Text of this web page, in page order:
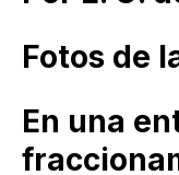
Fotos de
En una